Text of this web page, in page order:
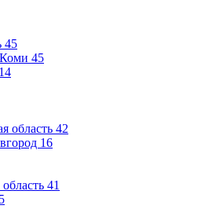
45
45
14
область 42
16
41